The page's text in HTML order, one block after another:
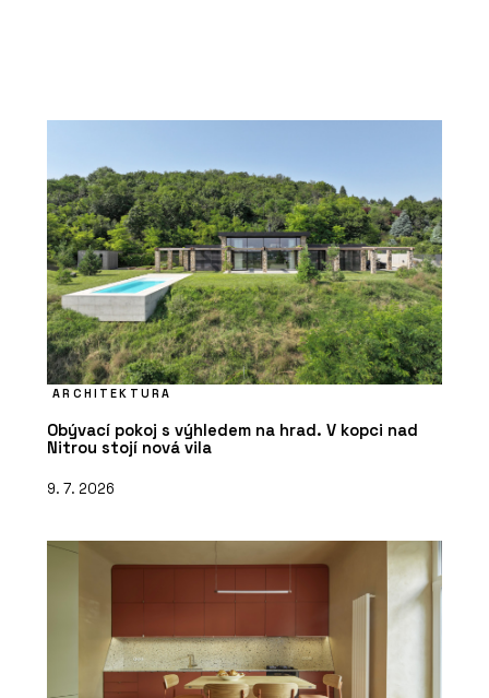
ARCHITEKTURA
Obývací pokoj s výhledem na hrad. V kopci nad
Nitrou stojí nová vila
9. 7. 2026